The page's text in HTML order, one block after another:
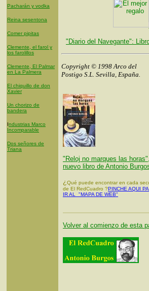
Pacharán y vodka
Reina sesentona
Comer pipitas
Clemente, el farol y
los farolillos
Clemente, El Palmar
en La Palmera
El chiquillo de don
Xavier
Un chorizo de
bandera
Industrias Marco
Incomparable
Dos señores de
Triana
"Diario del Navegante":
Copyright © 1998 Arco del
Postigo S.L. Sevilla, España.
"Reloj no marques las horas",
nuevo libro de Antonio
¿ Qué puede encontrar en cada
de El RedCuadro ?PINCHE AQUI
IR AL "MAPA DE WEB"
Volver al comienzo de esta